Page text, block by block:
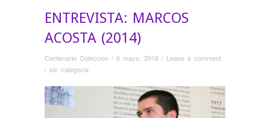
ENTREVISTA: MARCOS
ACOSTA (2014)
Centenario Coleccion / 6 mayo, 2016 / Leave a comment
/ sin categoría